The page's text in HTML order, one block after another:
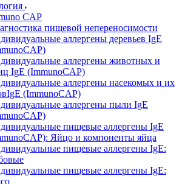
CAP
пищевой непереносимости
аллергены деревьев IgE
аллергены животных и
IgE (ImmunoCAP)
аллергены насекомых и их
(ImmunoCAP)
аллергены пыли IgE
пищевые аллергены IgE
Яйцо и компоненты яйца
пищевые аллергены IgE:
пищевые аллергены IgE: